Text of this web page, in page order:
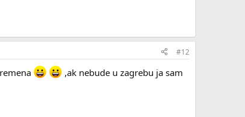
#12
,ak nebude u zagrebu ja sam